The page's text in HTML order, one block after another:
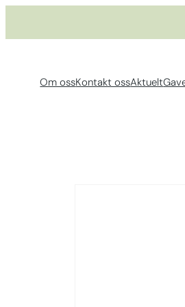
Om ossKontakt ossAktuelt